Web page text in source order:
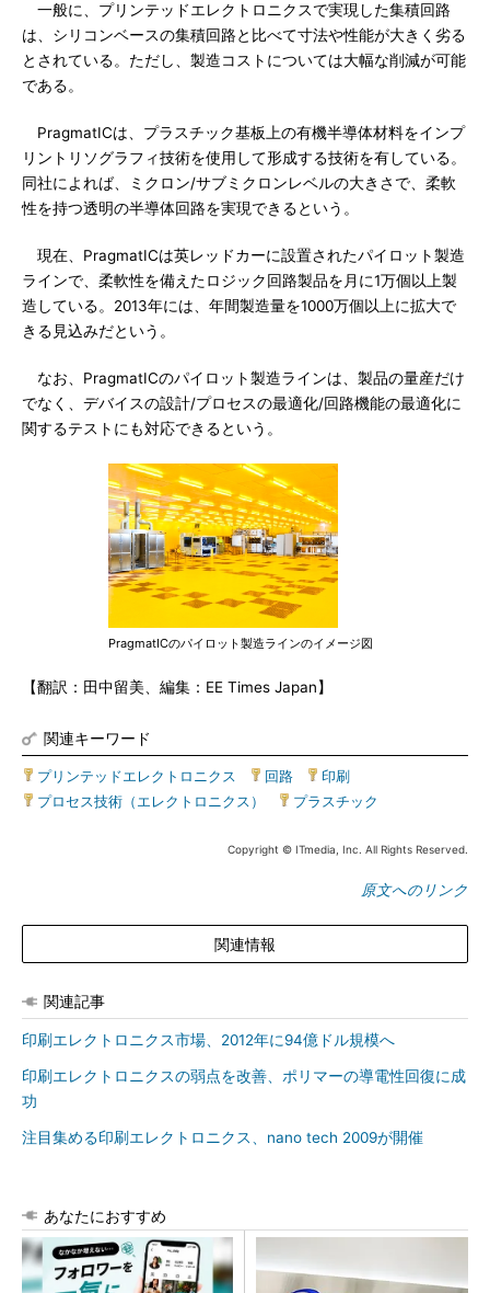
一般に、プリンテッドエレクトロニクスで実現した集積回路
は、シリコンベースの集積回路と比べて寸法や性能が大きく劣る
とされている。ただし、製造コストについては大幅な削減が可能
である。
PragmatICは、プラスチック基板上の有機半導体材料をインプ
リントリソグラフィ技術を使用して形成する技術を有している。
同社によれば、ミクロン/サブミクロンレベルの大きさで、柔軟
性を持つ透明の半導体回路を実現できるという。
現在、PragmatICは英レッドカーに設置されたパイロット製造
ラインで、柔軟性を備えたロジック回路製品を月に1万個以上製
造している。2013年には、年間製造量を1000万個以上に拡大で
きる見込みだという。
なお、PragmatICのパイロット製造ラインは、製品の量産だけ
でなく、デバイスの設計/プロセスの最適化/回路機能の最適化に
関するテストにも対応できるという。
PragmatICのパイロット製造ラインのイメージ図
【翻訳：田中留美、編集：EE Times Japan】
関連キーワード
プリンテッドエレクトロニクス 回路 印刷
プロセス技術（エレクトロニクス）
プラスチック
Copyright © ITmedia, Inc. All Rights Reserved.
原文へのリンク
関連情報
関連記事
印刷エレクトロニクス市場、2012年に94億ドル規模へ
印刷エレクトロニクスの弱点を改善、ポリマーの導電性回復に成
功
注目集める印刷エレクトロニクス、nano tech 2009が開催
あなたにおすすめ